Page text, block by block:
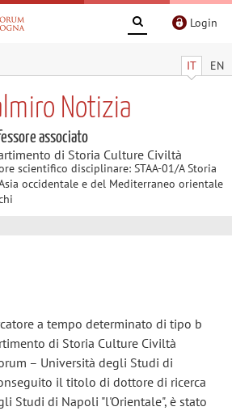
Login
IT EN
Notizia
associato
di Storia Culture Civiltà
scientifico disciplinare: STAA-01/A Storia
occidentale e del Mediterraneo orientale
a tempo determinato di tipo b
di Storia Culture Civiltà
– Università degli Studi di
il titolo di dottore di ricerca
Studi di Napoli "l'Orientale", è stato